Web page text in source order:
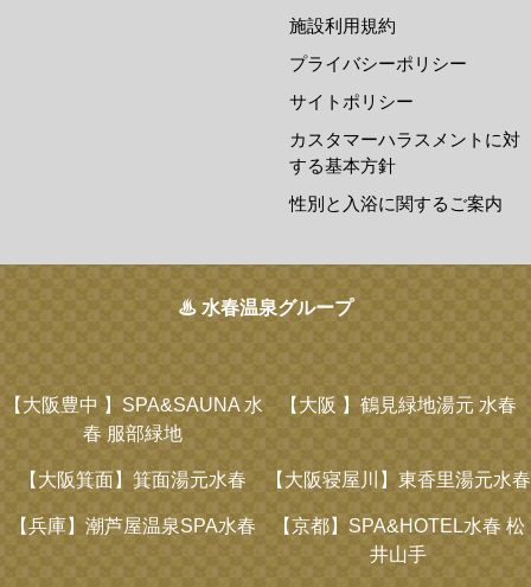
施設利用規約
プライバシーポリシー
サイトポリシー
カスタマーハラスメントに対
する基本方針
性別と入浴に関するご案内
♨ 水春温泉グループ
【大阪豊中 】SPA&SAUNA 水
春 服部緑地
【大阪 】鶴見緑地湯元 水春
【大阪箕面】箕面湯元水春 【大阪寝屋川】 東香里湯元水春
【兵庫】潮芦屋温泉SPA水春 【京都】SPA&HOTEL水春 松
井山手